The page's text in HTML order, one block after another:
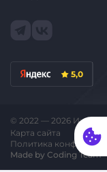
5,0
© 2022 — 2026
Карта сайта
Политика
Made by Coding Team